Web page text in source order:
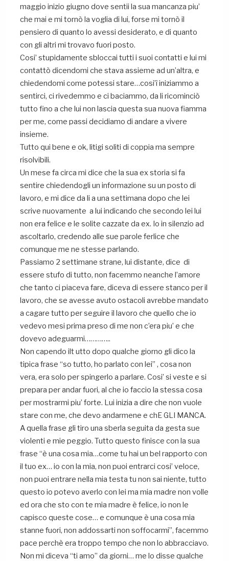
maggio inizio giugno dove sentii la sua mancanza piu’
che mai e mi tornò la voglia di lui, forse mi tornò il
pensiero di quanto lo avessi desiderato, e di quanto
con gli altri mi trovavo fuori posto.
Cosi’ stupidamente sbloccai tutti i suoi contatti e lui mi
contattò dicendomi che stava assieme ad un’altra, e
chiedendomi come potessi stare…cosi’ì iniziammo a
sentirci, ci rivedemmo e ci baciammo, da li ricominciò
tutto fino a che lui non lascia questa sua nuova fiamma
per me, come passi decidiamo di andare a vivere
insieme.
Tutto qui bene e ok, litigi soliti di coppia ma sempre
risolvibili.
Un mese fa circa mi dice che la sua ex storia si fa
sentire chiedendogli un informazione su un posto di
lavoro, e mi dice da li a una settimana dopo che lei
scrive nuovamente a lui indicando che secondo lei lui
non era felice e le solite cazzate da ex. Io in silenzio ad
ascoltarlo, credendo alle sue parole ferlice che
comunque me ne stesse parlando.
Passiamo 2 settimane strane, lui distante, dice di
essere stufo di tutto, non facemmo neanche l’amore
che tanto ci piaceva fare, diceva di essere stanco per il
lavoro, che se avesse avuto ostacoli avrebbe mandato
a cagare tutto per seguire il lavoro che quello che io
vedevo mesi prima preso di me non c’era piu’ e che
dovevo adeguarmi…………..
Non capendo ilt utto dopo qualche giorno gli dico la
tipica frase “so tutto, ho parlato con lei” , cosa non
vera, era solo per spingerlo a parlare. Cosi’ si veste e si
prepara per andar fuori, al che io faccio la stessa cosa
per mostrarmi piu’ forte. Lui inizia a dire che non vuole
stare con me, che devo andarmene e chE GLI MANCA.
A quella frase gli tiro una sberla seguita da gesta sue
violenti e mie peggio. Tutto questo finisce con la sua
frase “è una cosa mia…come tu hai un bel rapporto con
il tuo ex… io con la mia, non puoi entrarci cosi’ veloce,
non puoi entrare nella mia testa tu non sai niente, tutto
questo io potevo averlo con lei ma mia madre non volle
ed ora che sto con te mia madre è felice, io non le
capisco queste cose… e comunque è una cosa mia
stanne fuori, non addossarti non soffocarmi”, facemmo
pace perchè era troppo tempo che non lo abbracciavo.
Non mi diceva “ti amo” da giorni… me lo disse qualche